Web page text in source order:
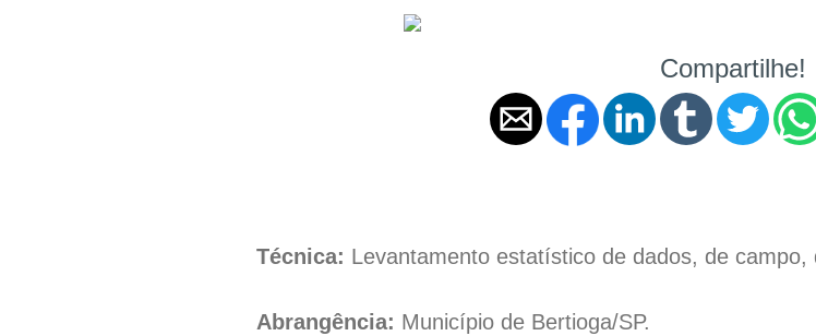
Compartilhe!
Técnica: Levantamento estatístico de dados, de campo,
Abrangência: Município de Bertioga/SP.